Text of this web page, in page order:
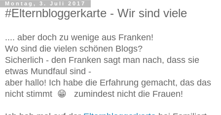
Montag, 3. Juli 2017
#Elternbloggerkarte - Wir sind viele
.... aber doch zu wenige aus Franken!
Wo sind die vielen schönen Blogs?
Sicherlich - den Franken sagt man nach, dass sie
etwas Mundfaul sind -
aber hallo! Ich habe die Erfahrung gemacht, das das
nicht stimmt 😁 zumindest nicht die Frauen!